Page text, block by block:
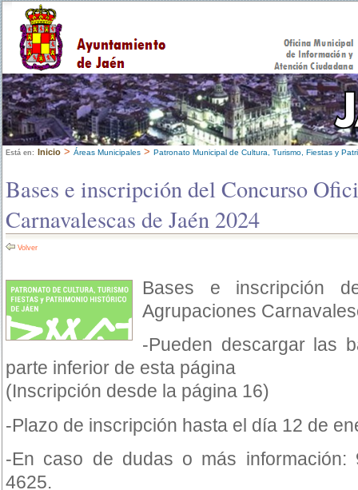
Está en: Inicio > Áreas Municipales > Patronato Municipal de Cultura, Turismo, Fiestas y
Bases e inscripción del Concurso
Carnavalescas de Jaén 2024
Volver
Bases e inscripción
Agrupaciones
-Pueden descargar las
parte inferior de esta página
(Inscripción desde la página 16)
-Plazo de inscripción hasta el día 12 de
-En caso de dudas o más
4625.